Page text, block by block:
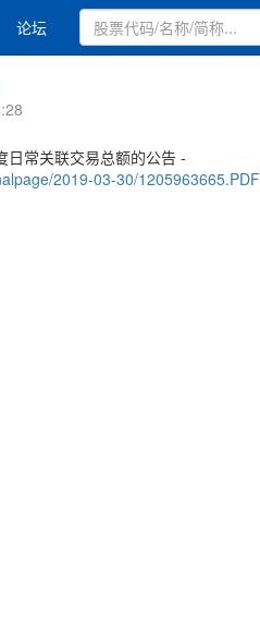
论坛
日常关联交易总额的公告 -
2019-03-30/1205963665.PDF